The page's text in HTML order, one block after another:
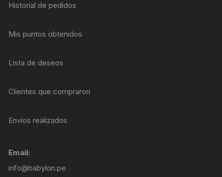
Historial de pedidos
Mis puntos obtenidos
Lista de deseos
Clientes que compraron
Envíos realizados
Email:
info@babylon.pe